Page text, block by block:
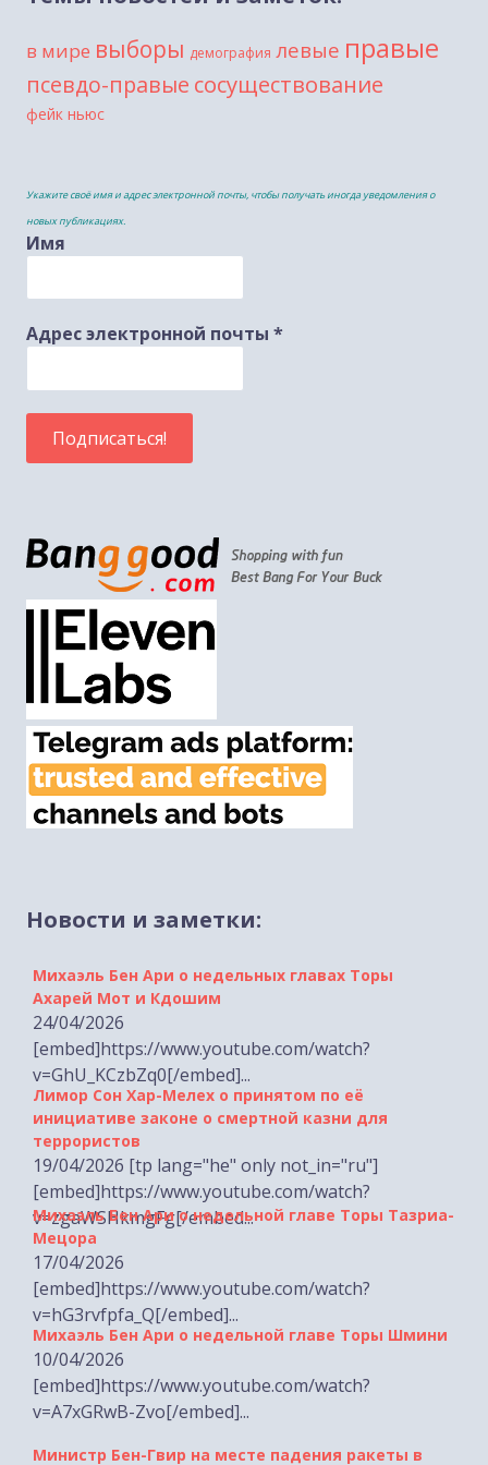
в мире выборы демография левые правые
псевдо-правые сосуществование
фейк ньюс
Укажите своё имя и адрес электронной почты, чтобы получать иногда уведомления о
новых публикациях.
Имя
Адрес электронной почты *
Новости и заметки:
Ахарей Мот и Кдошим
24/04/2026
[embed]https://www.youtube.com/watch?
v=GhU_KCzbZq0[/embed]...
Лимор Сон Хар-Мелех о принятом по её
инициативе законе о смертной казни для
террористов
19/04/2026 [tp lang="he" only not_in="ru"]
[embed]https://www.youtube.com/watch?
v=zgaWSHkmgFg[/embed...
Михаэль Бен Ари о недельной главе Торы Тазриа-
Мецора
17/04/2026
[embed]https://www.youtube.com/watch?
v=hG3rvfpfa_Q[/embed]...
Михаэль Бен Ари о недельной главе Торы Шмини
10/04/2026
[embed]https://www.youtube.com/watch?
v=A7xGRwB-Zvo[/embed]...
Хайфе